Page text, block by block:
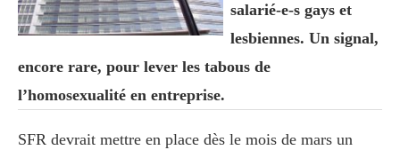
salarié-e-s gays et
lesbiennes. Un signal,
encore rare, pour lever les tabous de
l’homosexualité en entreprise.
SFR devrait mettre en place dès le mois de mars un